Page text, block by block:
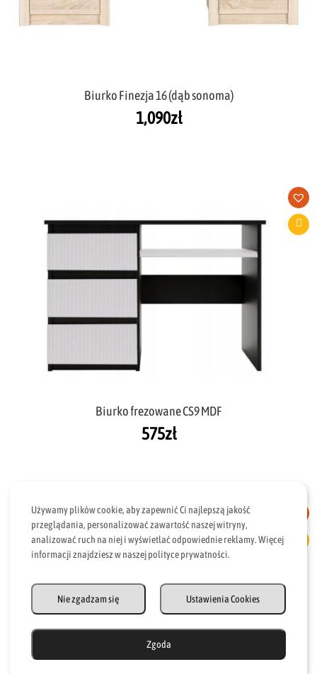
Biurko Finezja 16 (dąb sonoma)
1,090zł
Biurko frezowane CS9 MDF
575zł
Używamy plików cookie, aby zapewnić Ci najlepszą jakość
przeglądania, personalizować zawartość naszej witryny,
analizować ruch na niej i wyświetlać odpowiednie reklamy. Więcej
informacji znajdziesz w naszej polityce prywatności.
Zgoda
Ustawienia Cookies
Nie zgadzam się